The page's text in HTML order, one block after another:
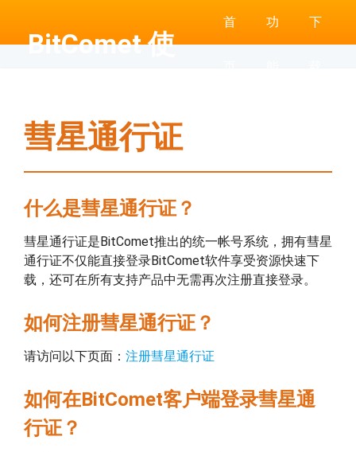
BitComet 使
首 功 下
彗星通行证
什么是彗星通行证？
彗星通行证是BitComet推出的统一帐号系统，拥有彗星
通行证不仅能直接登录BitComet软件享受资源快速下
载，还可在所有支持产品中无需再次注册直接登录。
如何注册彗星通行证？
请访问以下页面： 注册彗星通行证
如何在BitComet客户端登录彗星通
行证？